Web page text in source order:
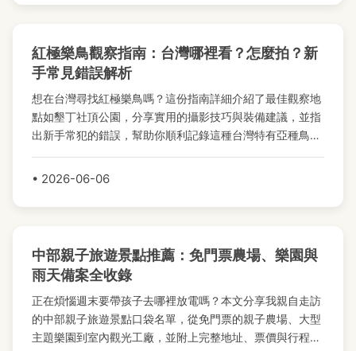
紅極樂鳥觀察指南：台灣哪裡看？怎麼拍？新
手常見錯誤解析
想在台灣尋找紅極樂鳥嗎？這份指南詳細介紹了最佳觀察地
點如墾丁社頂公園，分享實用的攝影技巧與裝備建議，並指
出新手常犯的錯誤，幫助你順利記錄這種台灣特有亞種鳥類
• 2026-06-06
中部親子旅遊景點推薦：免門票農場、樂園與
雨天備案全收錄
正在煩惱週末要帶孩子去哪裡放電嗎？本文分享我親自走訪
的中部親子旅遊景點口袋名單，從免門票的親子農場、大型
主題樂園到室內觀光工廠，並附上完整地址、票價與行程規